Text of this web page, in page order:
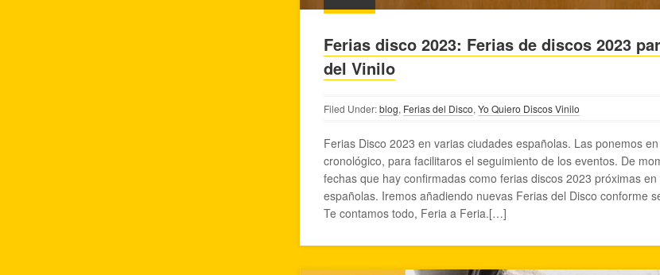
Ferias disco 2023: Ferias de discos 2023
del Vinilo
Filed Under:blog, Ferias del Disco, Yo Quiero Discos Vinilo
Ferias Disco 2023 en varias ciudades españolas. Las ponemos
cronológico, para facilitaros el seguimiento de los eventos. De
fechas que hay confirmadas como ferias discos 2023 próximas
españolas. Iremos añadiendo nuevas Ferias del Disco conforme
Te contamos todo, Feria a Feria.[…]